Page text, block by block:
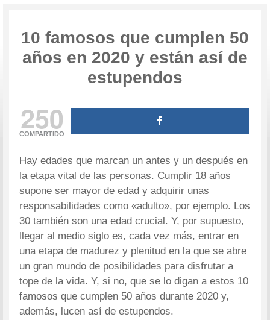
10 famosos que cumplen 50
años en 2020 y están así de
estupendos
250
COMPARTIDO
Hay edades que marcan un antes y un después en
la etapa vital de las personas. Cumplir 18 años
supone ser mayor de edad y adquirir unas
responsabilidades como «adulto», por ejemplo. Los
30 también son una edad crucial. Y, por supuesto,
llegar al medio siglo es, cada vez más, entrar en
una etapa de madurez y plenitud en la que se abre
un gran mundo de posibilidades para disfrutar a
tope de la vida. Y, si no, que se lo digan a estos 10
famosos que cumplen 50 años durante 2020 y,
además, lucen así de estupendos.